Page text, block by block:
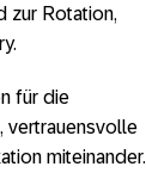
zur Rotation,
für die
vertrauensvolle
miteinander.